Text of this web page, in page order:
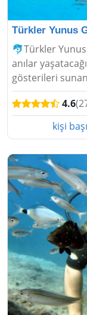
Türkler Yunus
🐬Türkler
anılar
gösterileri
yaptırın!...
4.6
kişi başı